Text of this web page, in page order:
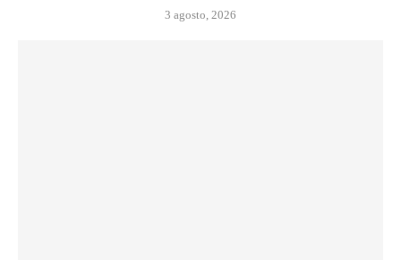
3 agosto, 2026